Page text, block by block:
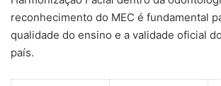
reconhecimento do MEC é fundamental
qualidade do ensino e a validade oficial
país.